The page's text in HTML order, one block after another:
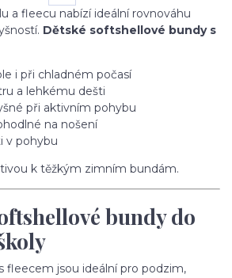
a fleecu nabízí ideální rovnováhu
Dětské softshellové bundy s
i při chladném počasí
a lehkému dešti
při aktivním pohybu
na nošení
v pohybu
k těžkým zimním bundám.
bundy do
fleecem jsou ideální pro podzim,